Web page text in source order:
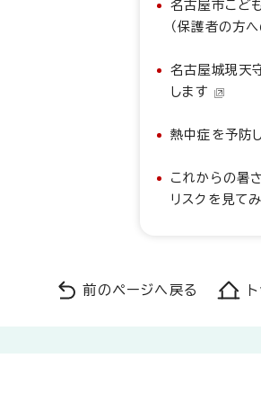
名古屋市こど
（保護者の方
名古屋城現天
します
熱中症を予防
これからの暑
リスクを見て
前のページへ戻る